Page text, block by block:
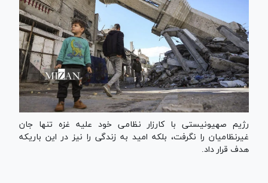
رژیم صهیونیستی با کارزار نظامی خود علیه غزه تنها جان
غیرنظامیان را نگرفت، بلکه امید به زندگی را نیز در این باریکه
هدف قرار داد.